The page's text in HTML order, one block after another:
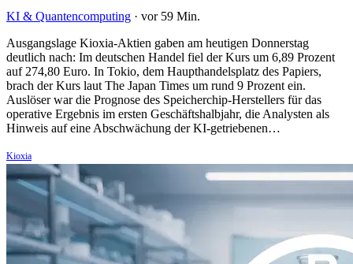
KI & Quantencomputing · vor 59 Min.
Ausgangslage Kioxia-Aktien gaben am heutigen Donnerstag
deutlich nach: Im deutschen Handel fiel der Kurs um 6,89 Prozent
auf 274,80 Euro. In Tokio, dem Haupthandelsplatz des Papiers,
brach der Kurs laut The Japan Times um rund 9 Prozent ein.
Auslöser war die Prognose des Speicherchip-Herstellers für das
operative Ergebnis im ersten Geschäftshalbjahr, die Analysten als
Hinweis auf eine Abschwächung der KI-getriebenen…
Kioxia